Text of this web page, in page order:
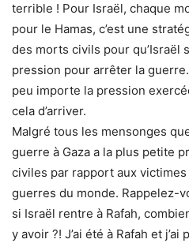
terrible ! Pour Israël, chaque
pour le Hamas, c’est une
des morts civils pour qu’Israël
pression pour arrêter la
peu importe la pression
cela d’arriver.
Malgré tous les mensonges
guerre à Gaza a la plus petite
civiles par rapport aux
guerres du monde. Rappelez-
si Israël rentre à Rafah,
y avoir ?! J’ai été à Rafah et